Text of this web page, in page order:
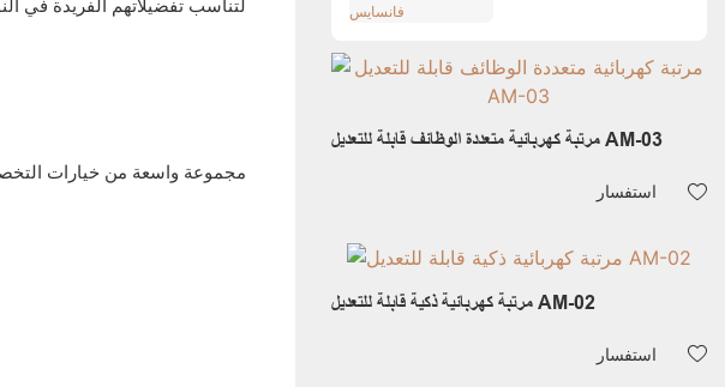
مرتبة كهربائية متعددة الوظائف قابلة للتعديل AM-03
استفسار
مرتبة كهربائية ذكية قابلة للتعديل AM-02
استفسار